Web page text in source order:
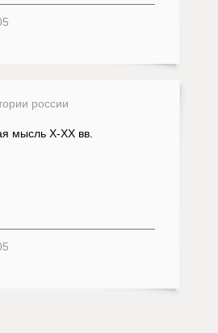
россии
мысль Х-ХХ вв.